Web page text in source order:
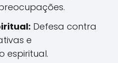
Defesa contra
e
espiritual.